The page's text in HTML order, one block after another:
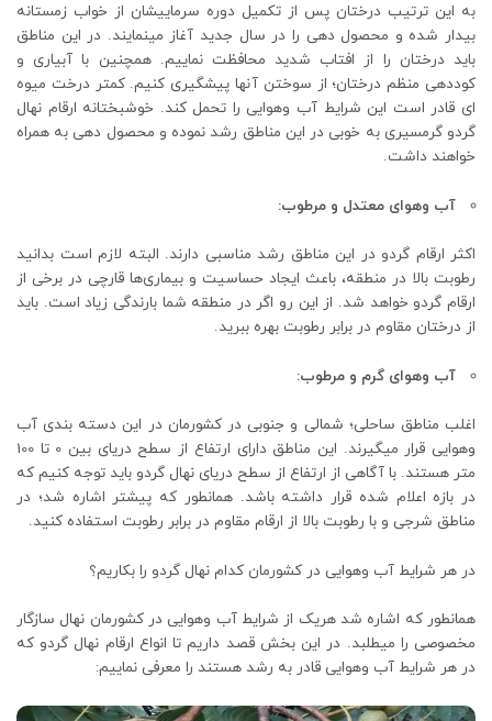
به این ترتیب درختان پس از تکمیل دوره سرماییشان از خواب زمستانه
بیدار شده و محصول دهی را در سال جدید آغاز مینمایند. در این مناطق
باید درختان را از افتاب شدید محافظت نماییم. همچنین با آبیاری و
کوددهی منظم درختان؛ از سوختن آنها پیشگیری کنیم. کمتر درخت میوه
ای قادر است این شرایط آب وهوایی را تحمل کند. خوشبختانه ارقام نهال
گردو گرمسیری به خوبی در این مناطق رشد نموده و محصول دهی به همراه
خواهند داشت.
آب وهوای معتدل و مرطوب:
اکثر ارقام گردو در این مناطق رشد مناسبی دارند. البته لازم است بدانید
رطوبت بالا در منطقه، باعث ایجاد حساسیت و بیماری‌ها قارچی در برخی از
ارقام گردو خواهد شد. از این رو اگر در منطقه شما بارندگی زیاد است. باید
از درختان مقاوم در برابر رطوبت بهره ببرید.
آب وهوای گرم و مرطوب:
اغلب مناطق ساحلی؛ شمالی و جنوبی در کشورمان در این دسته بندی آب
وهوایی قرار میگیرند. این مناطق دارای ارتفاع از سطح دریای بین 0 تا 100
متر هستند. با آگاهی از ارتفاع از سطح دریای نهال گردو باید توجه کنیم که
در بازه اعلام شده قرار داشته باشد. همانطور که پیشتر اشاره شد؛ در
مناطق شرجی و با رطوبت بالا از ارقام مقاوم در برابر رطوبت استفاده کنید.
در هر شرایط آب وهوایی در کشورمان کدام نهال گردو را بکاریم؟
همانطور که اشاره شد هریک از شرایط آب وهوایی در کشورمان نهال سازگار
مخصوصی را میطلبد. در این بخش قصد داریم تا انواع ارقام نهال گردو که
در هر شرایط آب وهوایی قادر به رشد هستند را معرفی نماییم: